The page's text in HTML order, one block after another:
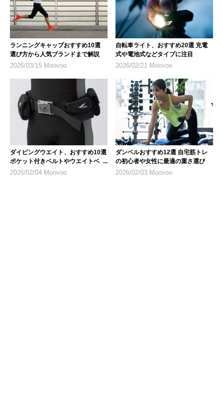
ランニングキャップおすすめ10選
選び方から人気ブランドまで解説
2026/03/15 Moovoo
自転車ライト、おすすめ20選 充電
式や電池式などタイプに注目
2026/02/21 Moovoo
ダイビングウエイト、おすすめ10選
ポケット付きベルトやウエイトベス
トを紹介
2026/02/04 Moovoo
ダンベルおすすめ12選 自宅筋トレ
の初心者や女性に最適の重さ選び
2026/02/03 Moovoo